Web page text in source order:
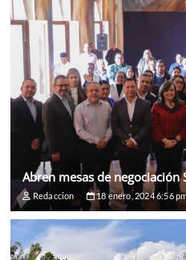
Abren mesas de negociación
Redaccion 18 enero, 2024 6:56